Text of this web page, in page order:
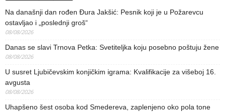
Na današnji dan rođen Đura Jakšić: Pesnik koji je u Požarevcu
ostavljao i „poslednji groš“
08/08/2026
Danas se slavi Trnova Petka: Svetiteljka koju posebno poštuju žene
08/08/2026
U susret Ljubičevskim konjičkim igrama: Kvalifikacije za višeboj 16.
avgusta
08/08/2026
Uhapšeno šest osoba kod Smedereva, zaplenjeno oko pola tone